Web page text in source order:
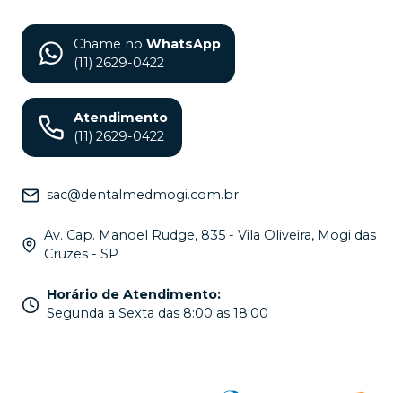
Chame no WhatsApp
(11) 2629-0422
Atendimento
(11) 2629-0422
sac@dentalmedmogi.com.br
Av. Cap. Manoel Rudge, 835 - Vila Oliveira, Mogi das
Cruzes - SP
Horário de Atendimento:
Segunda a Sexta das 8:00 as 18:00